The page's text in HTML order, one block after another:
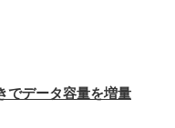
でデータ容量を増量